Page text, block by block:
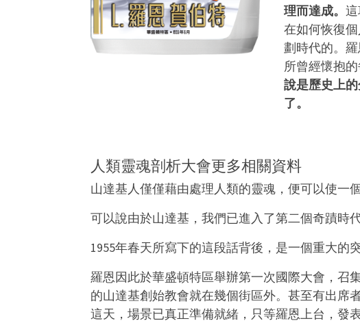
理而達成。
在如何恢復
劃時代的。
所曾經懷抱
說是歷史上
了。
人類靈魂剖析大會更多相關資料
山達基人僅僅藉由處理人類的靈魂，便可以使一
可以說由於山達基，我們已進入了第二個奇蹟時代
1955年春天所寫下的這段話背後，是一個重大的
羅恩因此於華盛頓特區舉辦第一次國際大會，召
的山達基創始教會就在幾個街區外。甚至有出席
這天，場景已真正準備就緒，只等羅恩上台，發